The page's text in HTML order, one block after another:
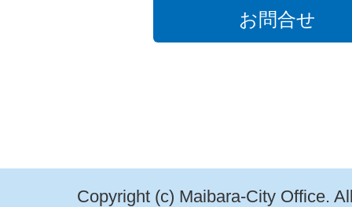
お問合せ
Copyright (c) Maibara-City Office.